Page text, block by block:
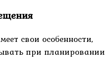
свои особенности,
при планировании